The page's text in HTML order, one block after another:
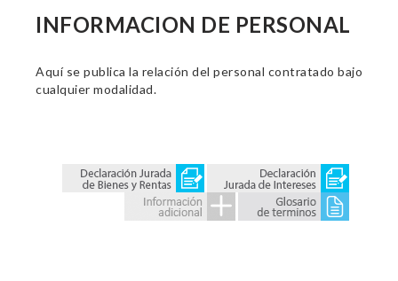
INFORMACION DE PERSONAL
Aquí se publica la relación del personal contratado bajo
cualquier modalidad.